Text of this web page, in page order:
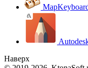
Наверх